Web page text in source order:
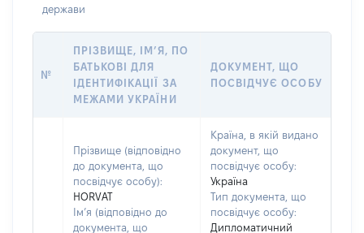
держави
№
ПРІЗВИЩЕ, ІМ’Я, ПО
БАТЬКОВІ ДЛЯ
ІДЕНТИФІКАЦІЇ ЗА
МЕЖАМИ УКРАЇНИ
ДОКУМЕНТ, ЩО
ПОСВІДЧУЄ ОСОБУ
Прізвище (відповідно
до документа, що
посвідчує особу):
HORVAT
Ім’я (відповідно до
документа, що
Країна, в якій видано
документ, що
посвідчує особу:
Україна
Тип документа, що
посвідчує особу:
Дипломатичний